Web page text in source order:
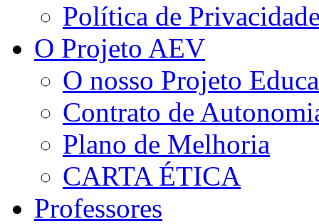
Política de
O Projeto AEV
O nosso Projeto
Contrato de
Plano de Melhoria
CARTA ÉTICA
Professores